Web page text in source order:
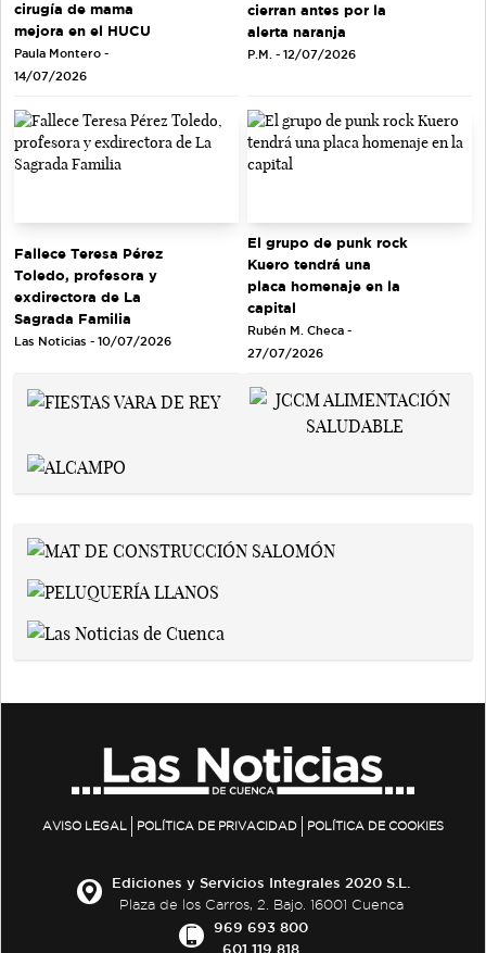
cirugía de mama
mejora en el HUCU
Paula Montero -
14/07/2026
cierran antes por la
alerta naranja
P.M. - 12/07/2026
Fallece Teresa Pérez
Toledo, profesora y
exdirectora de La
Sagrada Familia
Las Noticias - 10/07/2026
El grupo de punk rock
Kuero tendrá una
placa homenaje en la
capital
Rubén M. Checa -
27/07/2026
AVISO LEGAL POLÍTICA DE PRIVACIDAD POLÍTICA DE COOKIES
Ediciones y Servicios Integrales 2020 S.L.
Plaza de los Carros, 2. Bajo. 16001 Cuenca
969 693 800
601 119 818